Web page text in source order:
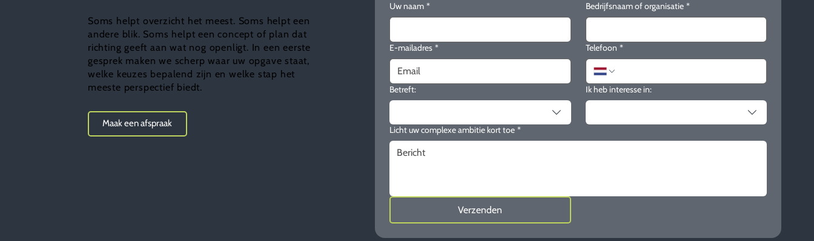
Soms helpt overzicht het meest. Soms helpt een
andere blik. Soms helpt een concept of plan dat
richting geeft aan wat nog openligt. In een eerste
gesprek maken we scherp waar uw opgave staat,
welke keuzes bepalend zijn en welke stap het
meeste perspectief biedt.
Maak een afspraak
Uw naam * Bedrijfsnaam of organisatie *
E-mailadres * Telefoon *
Betreft: Ik heb interesse in:
Licht uw complexe ambitie kort toe *
Verzenden